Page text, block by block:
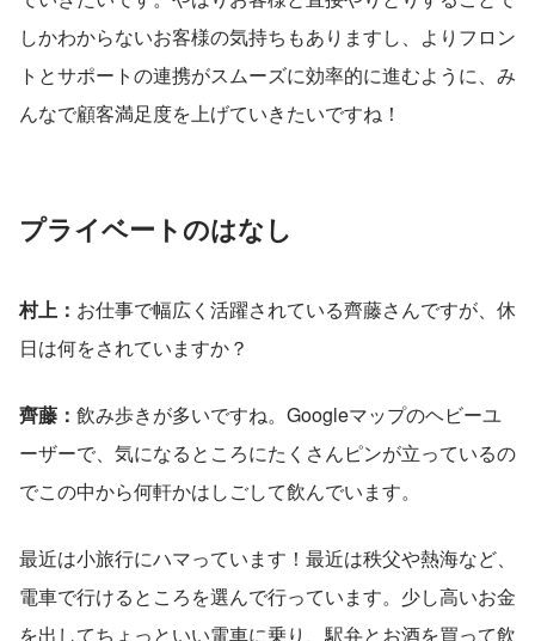
しかわからないお客様の気持ちもありますし、よりフロン
トとサポートの連携がスムーズに効率的に進むように、み
んなで顧客満足度を上げていきたいですね！
プライベートのはなし
村上： お仕事で幅広く活躍されている齊藤さんですが、休
日は何をされていますか？
齊藤： 飲み歩きが多いですね。Googleマップのヘビーユ
ーザーで、気になるところにたくさんピンが立っているの
でこの中から何軒かはしごして飲んでいます。
最近は小旅行にハマっています！最近は秩父や熱海など、
電車で行けるところを選んで行っています。少し高いお金
を出してちょっといい電車に乗り、駅弁とお酒を買って飲